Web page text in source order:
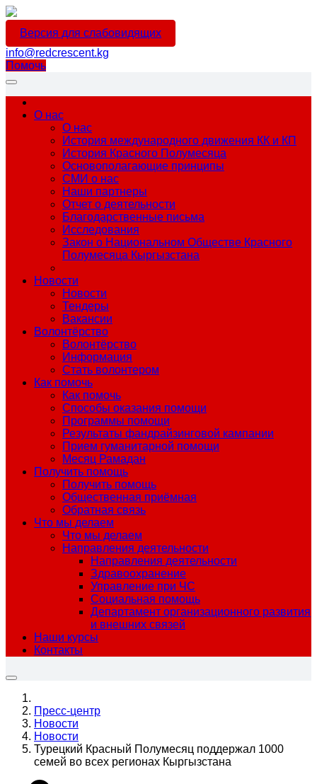
Версия для слабовидящих
info@redcrescent.kg
Помочь
О нас
О нас
История международного движения КК и КП
История Красного Полумесяца
Основополагающие принципы
СМИ о нас
Наши партнеры
Отчет о деятельности
Благодарственные письма
Исследования
Закон о Национальном Обществе Красного
Полумесяца Кыргызстана
Новости
Новости
Тендеры
Вакансии
Волонтёрство
Волонтёрство
Информация
Стать волонтером
Как помочь
Как помочь
Способы оказания помощи
Программы помощи
Результаты фандрайзинговой кампании
Прием гуманитарной помощи
Месяц Рамадан
Получить помощь
Получить помощь
Общественная приёмная
Обратная связь
Что мы делаем
Что мы делаем
Направления деятельности
Направления деятельности
Здравоохранение
Управление при ЧС
Социальная помощь
Департамент организационного развития
и внешних связей
Наши курсы
Контакты
Пресс-центр
Новости
Новости
Турецкий Красный Полумесяц поддержал 1000
семей во всех регионах Кыргызстана